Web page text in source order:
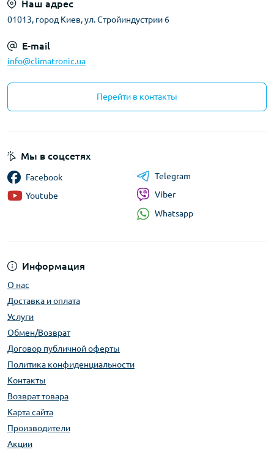
Наш адрес
01013, город Киев, ул. Стройиндустрии 6
E-mail
info@climatronic.ua
Перейти в контакты
Информация
О нас
Доставка и оплата
Услуги
Обмен/Возврат
Договор публичной оферты
Политика конфиденциальности
Контакты
Возврат товара
Карта сайта
Производители
Акции
Мы в соцсетях
Facebook
Youtube
Telegram
Viber
Whatsapp